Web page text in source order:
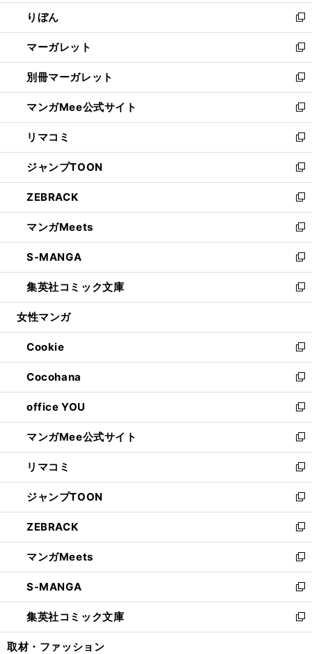
く
ウ
で
開
く
ン
ド
ウ
で
開
く
ウ
ィ
ン
ド
ウ
で
開
く
りぼん
新
し
い
ウ
ィ
ン
ド
ウ
で
開
く
マーガレット
新
し
い
ウ
ィ
ン
ド
ウ
で
開
く
別冊マーガレット
新
し
い
ウ
ィ
ン
ド
ウ
で
開
く
マンガMee公式サイト
新
し
い
ウ
ィ
ン
ド
ウ
で
開
く
リマコミ
新
し
い
ウ
ィ
ン
ド
ウ
で
開
く
ジャンプTOON
新
し
い
ウ
ィ
ン
ド
ウ
で
開
ZEBRACK
新
し
い
ウ
ィ
ン
ド
ウ
開
く
マンガMeets
新
し
い
ウ
ィ
ン
ウ
で
開
く
S-MANGA
新
し
い
ウ
ン
ド
ウ
で
開
く
集英社コミック文庫
新
し
ウ
ィ
ン
ド
ウ
で
開
く
女性マンガ
Cookie
新
し
い
ウ
ィ
ン
ド
ウ
で
開
く
Cocohana
新
し
い
ウ
ィ
ン
ド
ウ
で
開
く
office YOU
新
し
い
ウ
ィ
ン
ド
ウ
で
開
く
マンガMee公式サイト
新
し
い
ウ
ィ
ン
ド
ウ
で
開
く
リマコミ
新
し
い
ウ
ィ
ン
ド
ウ
で
開
く
ジャンプTOON
新
し
い
ウ
ィ
ン
ド
ウ
で
開
ZEBRACK
新
し
い
ウ
ィ
ン
ド
ウ
マンガMeets
新
し
い
ウ
ィ
ン
S-MANGA
新
し
い
ウ
集英社コミック文庫
新
し
取材・ファッション